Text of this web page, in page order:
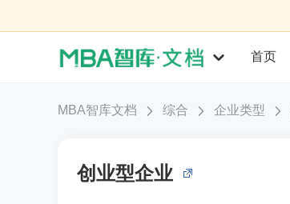
首页
MBA智库文档 综合 企业类型
创业型企业